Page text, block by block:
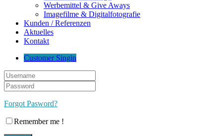
Werbemittel & Give Aways
Imagefilme & Digitalfotografie
Kunden / Referenzen
Aktuelles
Kontakt
Customer Singin
Forgot Pasword?
Remember me !